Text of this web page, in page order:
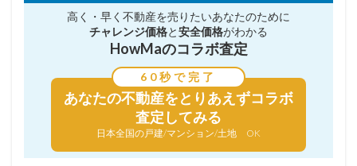
高く・早く不動産を売りたいあなたのために
チャレンジ価格と安全価格がわかる
HowMaのコラボ査定
60秒で完了
あなたの不動産をとりあえずコラボ
査定してみる
日本全国の戸建/マンション/土地 OK